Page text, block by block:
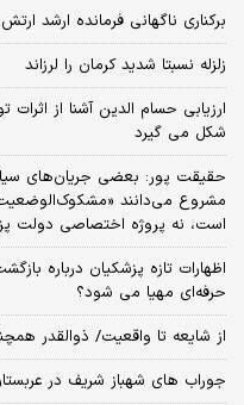
برکناری ناگهانی فرمانده ارشد ارتش
زلزله نسبتا شدید کرمان را لرزاند
ارزیابی حسام الدین آشنا از
شکل می گیرد
حقیقت پور: بعضی جریان‌های
مشروع می‌دانند
است، نه پروژه اختصاصی دولت
اظهارات تازه پزشکیان درباره
حرفه‌ای مهیا می شود؟
از شایعه تا واقعیت/ ذوالقدر
جوراب های شهباز شریف در